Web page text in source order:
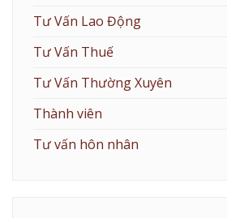
Tư Vấn Lao Động
Tư Vấn Thuế
Tư Vấn Thường Xuyên
Thành viên
Tư vấn hôn nhân